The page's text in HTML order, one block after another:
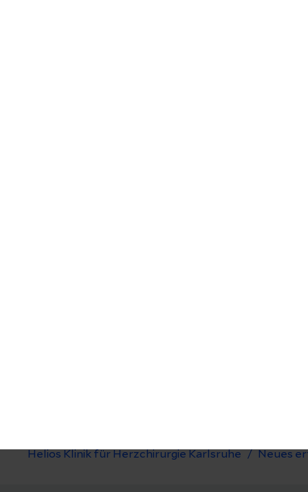
Helios Klinik für Herzchirurgie Karlsruhe Neues